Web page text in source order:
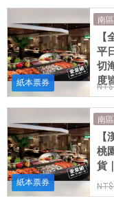
紙本票券
南區
平
切
度
紙本票券
南區
桃
貨